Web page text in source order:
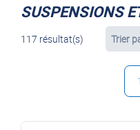
SUSPENSIONS
117 résultat(s) Trier
1